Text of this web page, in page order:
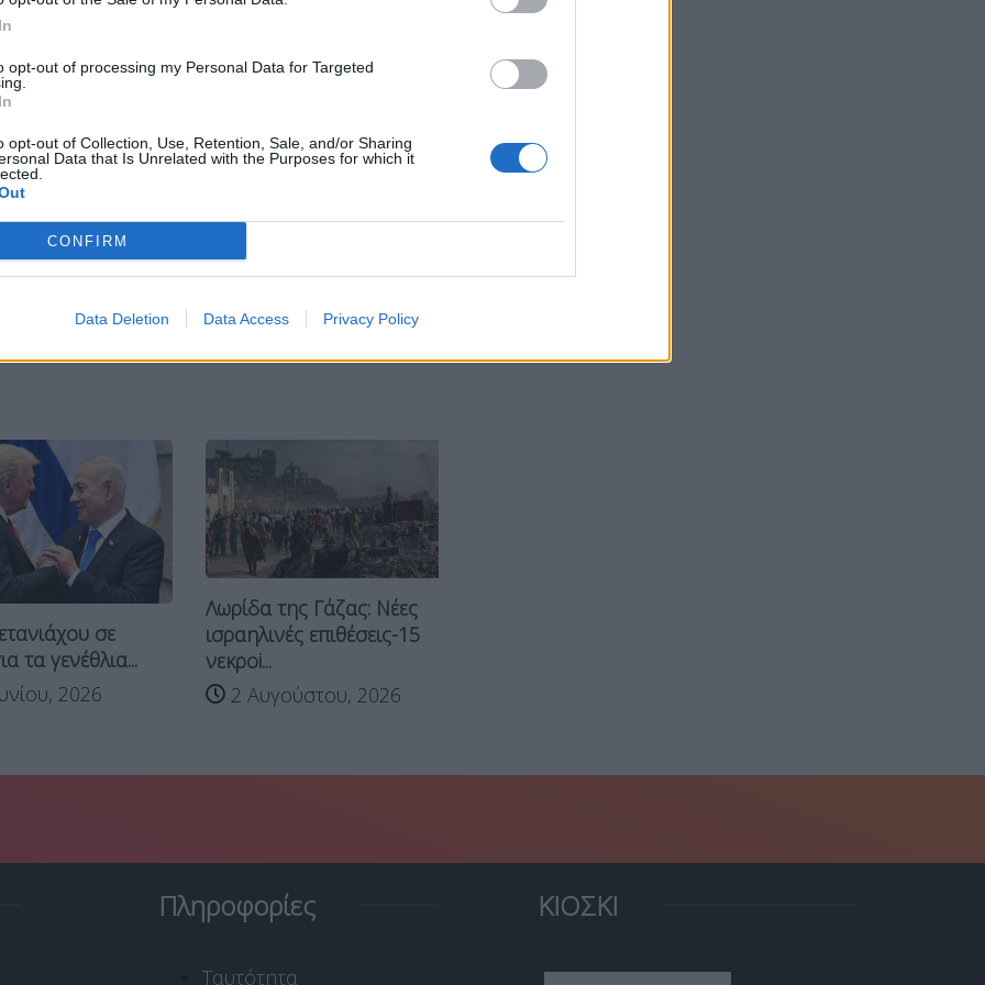
opt-out of processing my Personal Data for Targeted
opt-out of Collection, Use, Retention, Sale, and/or Sharing
Data that Is Unrelated with the Purposes for which it
CONFIRM
Data Deletion Data Access Privacy Policy
των Ηνωμένων Αραβικών Εμιράτων σεΐχη
το γραφείο του σε ανακοίνωσή του.
στις σχέσεις μεταξύ Ισραήλ και
Bluesky
πολεμος
σε
τα γενέθλια...
2026
Λωρίδα της Γάζας: Νέες
ισραηλινές επιθέσεις-15
νεκροi...
2 Αυγούστου, 2026
Πληροφορίες
Ταυτότητα
ΚΙΟΣΚΙ